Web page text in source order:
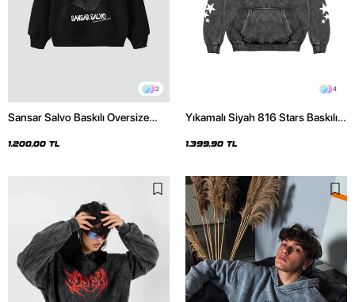
2
Sansar Salvo Baskılı Oversize
1.200,00 TL
4
Yıkamalı Siyah 816 Stars Baskılı
1.399,90 TL